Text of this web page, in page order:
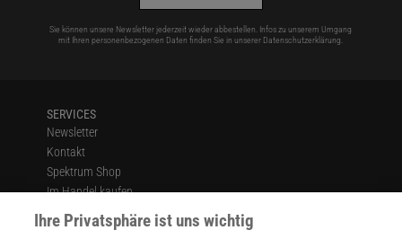
Sie können unsere Newsletter jederzeit wieder abbestellen. Infos zu unserem Umgang
mit Ihren personenbezogenen Daten finden Sie in unserer Datenschutzerklärung
SERVICES
Newsletter
Kontakt
Spektrum Shop
Im Handel kaufen
Presse
Verträge kündigen
Ihre Privatsphäre ist uns wichtig